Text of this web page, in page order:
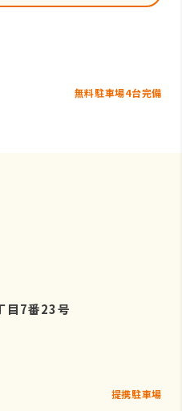
無料駐車場4台完備
目7番23号
提携駐車場